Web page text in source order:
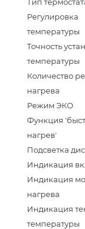
Регулировка
температуры
Точность
температуры
Количество
нагрева
Режим ЭКО
Функция
нагрев'
Подсветка
Индикация
Индикация
нагрева
Индикация
температуры